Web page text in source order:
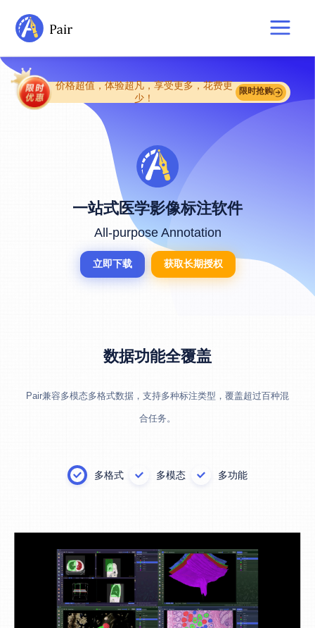
价格超值，体验超凡，享受更多，花费更
少！
限时抢购
一站式医学影像标注软件
All-purpose Annotation
立即下载 获取长期授权
数据功能全覆盖
Pair兼容多模态多格式数据，支持多种标注类型，覆盖超过百种混
合任务。
多格式 多模态 多功能